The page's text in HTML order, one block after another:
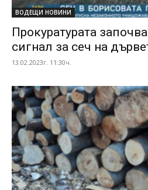
ВОДЕЩИ НОВИНИ
Прокуратурата
сигнал за сеч на
13.02.2023г. 11:30ч.